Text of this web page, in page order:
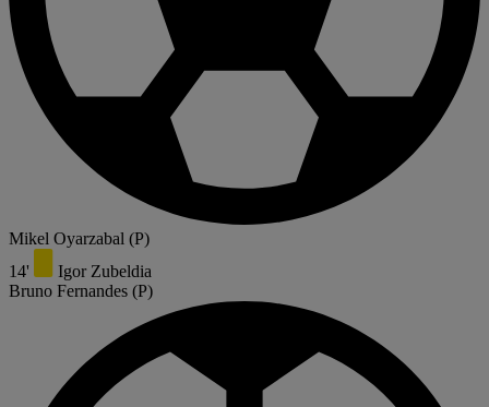
Mikel Oyarzabal (P)
14'
Igor Zubeldia
Bruno Fernandes (P)